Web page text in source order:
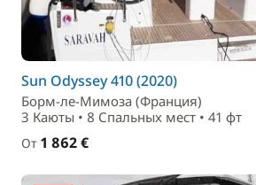
Sun Odyssey 410 (2020)
Борм-ле-Мимоза (Франция)
3 Каюты • 8 Спальныx мест • 41 фт
От 1 862 €